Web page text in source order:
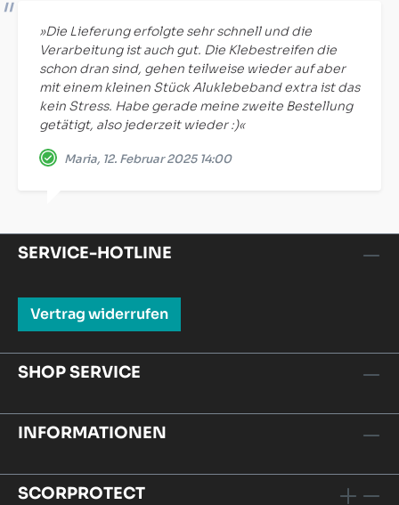
»Die Lieferung erfolgte sehr schnell und die
Verarbeitung ist auch gut. Die Klebestreifen die
schon dran sind, gehen teilweise wieder auf aber
mit einem kleinen Stück Aluklebeband extra ist das
kein Stress. Habe gerade meine zweite Bestellung
getätigt, also jederzeit wieder :)«
Maria, 12. Februar 2025 14:00
SERVICE-HOTLINE
Vertrag widerrufen
SHOP SERVICE
INFORMATIONEN
SCORPROTECT